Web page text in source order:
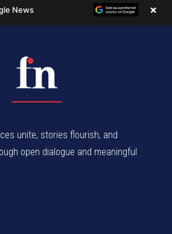
unite, stories flourish, and
open dialogue and meaningful